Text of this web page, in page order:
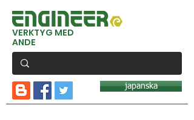
VERKTYG MED
ANDE
japanska